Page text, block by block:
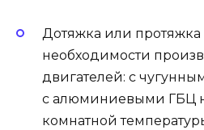
Дотяжка или протяжка
необходимости
двигателей: с
с алюминиевыми ГБЦ
комнатной